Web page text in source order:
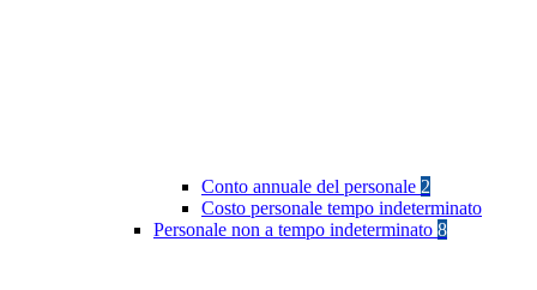
Conto annuale del personale 2
Costo personale tempo indeterminato
Personale non a tempo indeterminato 8